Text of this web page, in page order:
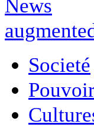
Societé